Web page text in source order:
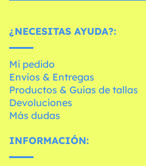
¿NECESITAS AYUDA?:
Mi pedido
Envíos & Entregas
Productos & Guías de tallas
Devoluciones
Más dudas
INFORMACIÓN: